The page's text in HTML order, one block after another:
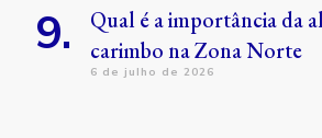
Qual é a importância da
carimbo na Zona Norte
6 de julho de 2026